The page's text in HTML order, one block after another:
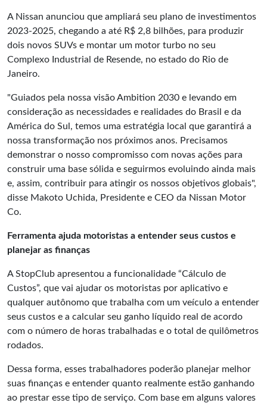
A Nissan anunciou que ampliará seu plano de investimentos
2023-2025, chegando a até R$ 2,8 bilhões, para produzir
dois novos SUVs e montar um motor turbo no seu
Complexo Industrial de Resende, no estado do Rio de
Janeiro.
"Guiados pela nossa visão Ambition 2030 e levando em
consideração as necessidades e realidades do Brasil e da
América do Sul, temos uma estratégia local que garantirá a
nossa transformação nos próximos anos. Precisamos
demonstrar o nosso compromisso com novas ações para
construir uma base sólida e seguirmos evoluindo ainda mais
e, assim, contribuir para atingir os nossos objetivos globais",
disse Makoto Uchida, Presidente e CEO da Nissan Motor
Co.
Ferramenta ajuda motoristas a entender seus custos e
planejar as finanças
A StopClub apresentou a funcionalidade “Cálculo de
Custos”, que vai ajudar os motoristas por aplicativo e
qualquer autônomo que trabalha com um veículo a entender
seus custos e a calcular seu ganho líquido real de acordo
com o número de horas trabalhadas e o total de quilômetros
rodados.
Dessa forma, esses trabalhadores poderão planejar melhor
suas finanças e entender quanto realmente estão ganhando
ao prestar esse tipo de serviço. Com base em alguns valores